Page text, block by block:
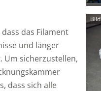
das Filament
und länger
Um sicherzustellen,
dass sich alle